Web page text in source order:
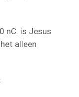
nC. is Jesus
alleen